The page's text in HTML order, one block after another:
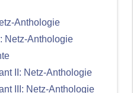
Anthologie
Netz-Anthologie
II: Netz-Anthologie
III: Netz-Anthologie